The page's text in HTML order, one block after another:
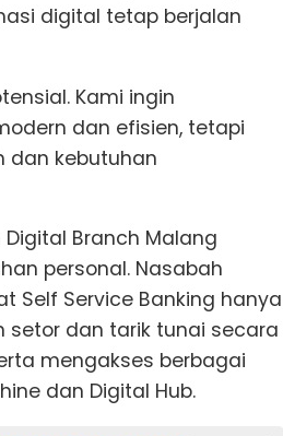
digital tetap berjalan
Kami ingin
dan efisien, tetapi
dan kebutuhan
Branch Malang
personal. Nasabah
Self Service Banking hanya
setor dan tarik tunai secara
mengakses berbagai
dan Digital Hub.